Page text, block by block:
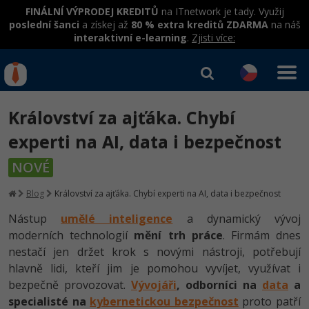
FINÁLNÍ VÝPRODEJ KREDITŮ na ITnetwork je tady. Využij
poslední šanci a získej až 80 % extra kreditů ZDARMAna náš
interaktivní e-learning. Zjisti více:
Rekvalifikace a kurzy
hrazené úřadem práce
Umělá inteligence v praxi
Datová analýza v praxi
Základy programování
Objektové programování - OOP
Umělá inteligence
Školení dle technologií
C# .NET
Java
Junior programátor
Programátor WWW aplikací
Senior programátor
Front-end developer
Kurzy programování
Jak začít?
Java -80%
C#.NET -80%
Kurzy e-commerce
Testování softwaru
Datová analýza
Kurzy designu
HTML/CSS -80%
Příběhy absolventů
Kariéra
Pro firmy
Přihlásit se |Registrovat
Království za ajťáka. Chybí
experti na AI, data i bezpečnost
NOVÉ
Blog Království za ajťáka. Chybí experti na AI, data i bezpečnost
Nástup umělé inteligence a dynamický vývoj
moderních technologií mění trh práce. Firmám dnes
nestačí jen držet krok s novými nástroji, potřebují
hlavně lidi, kteří jim je pomohou vyvíjet, využívat i
bezpečně provozovat. Vývojáři, odborníci na data a
specialisté na kybernetickou bezpečnost proto patří